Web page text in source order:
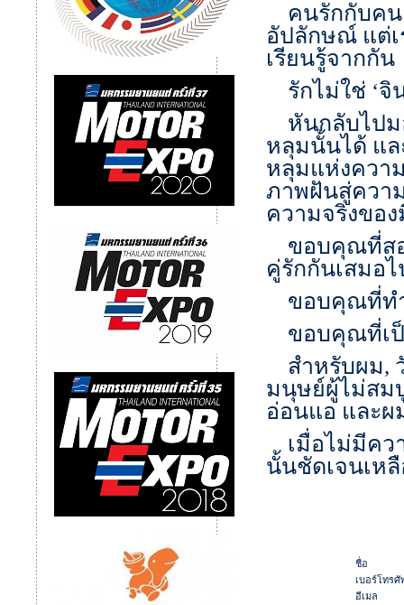
คนรักกับคน
อัปลักษณ์ แต่เ
เรียนรู้จากกัน
รักไม่ใช่ ‘จิ
หันกลับไปม
หลุมนั้นได้ แ
หลุมแห่งควา
ภาพฝันสู่ควา
ความจริงขอ
ขอบคุณที่สอ
คู่รักกันเสมอไ
ขอบคุณที่ทำ
ขอบคุณที่เป็
สำหรับผม,
มนุษย์ผู้ไม่สม
อ่อนแอ และ
เมื่อไม่มีควา
นั้นชัดเจนเหลื
ชื่อ
เบอร์โทรศั
อีเมล